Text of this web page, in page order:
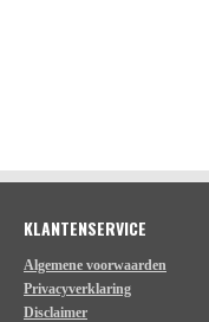
KLANTENSERVICE
Algemene voorwaarden
Privacyverklaring
Disclaimer